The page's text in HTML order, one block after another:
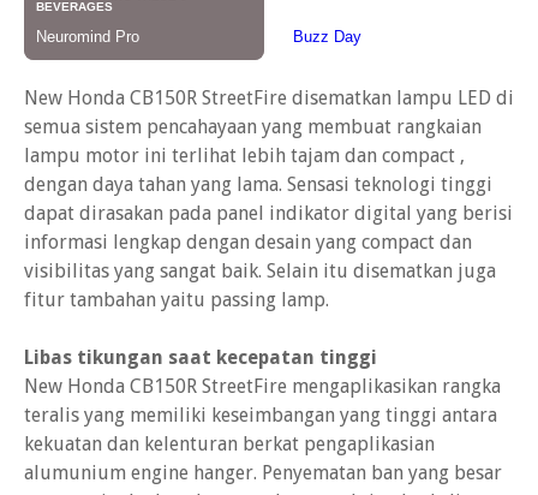
New Honda CB150R StreetFire disematkan lampu LED di
semua sistem pencahayaan yang membuat rangkaian
lampu motor ini terlihat lebih tajam dan compact ,
dengan daya tahan yang lama. Sensasi teknologi tinggi
dapat dirasakan pada panel indikator digital yang berisi
informasi lengkap dengan desain yang compact dan
visibilitas yang sangat baik. Selain itu disematkan juga
fitur tambahan yaitu passing lamp.
Libas tikungan saat kecepatan tinggi
New Honda CB150R StreetFire mengaplikasikan rangka
teralis yang memiliki keseimbangan yang tinggi antara
kekuatan dan kelenturan berkat pengaplikasian
alumunium engine hanger. Penyematan ban yang besar